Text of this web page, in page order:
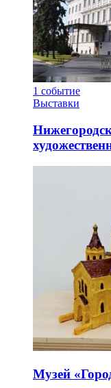
1 событие
Выставки
Музей